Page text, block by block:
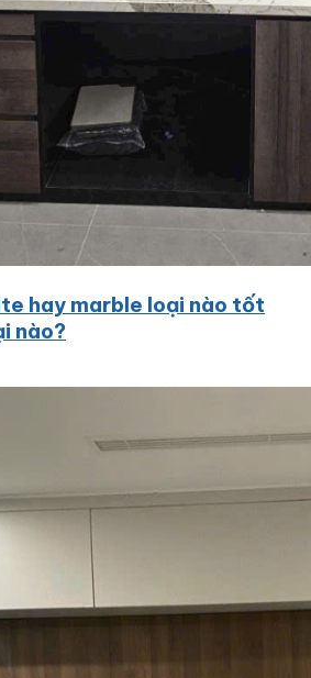
hay marble loại nào tốt
nào?